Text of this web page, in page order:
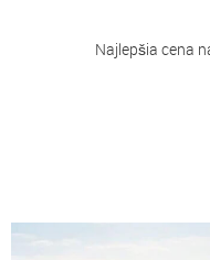
Najlepšia cena